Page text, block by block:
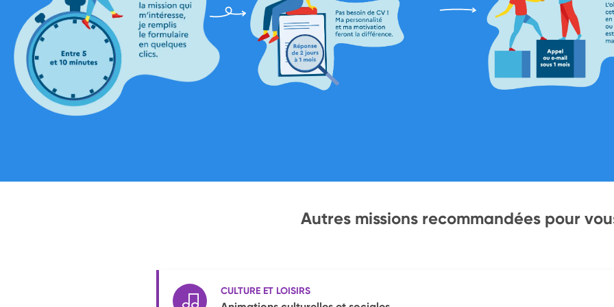
Autres missions recommandées pour
CULTURE ET LOISIRS